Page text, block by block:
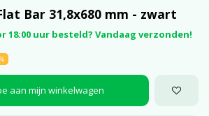
Bar 31,8x680 mm - zwart
18:00 uur besteld? Vandaag verzonden!
aan mijn winkelwagen